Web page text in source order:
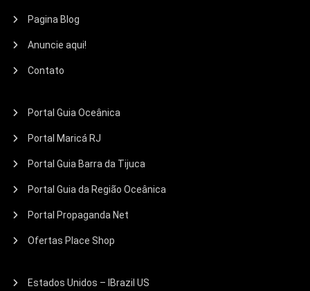
Pagina Blog
Anuncie aqui!
Contato
Portal Guia Oceânica
Portal Maricá RJ
Portal Guia Barra da Tijuca
Portal Guia da Região Oceânica
Portal Propaganda Net
Ofertas Place Shop
Estados Unidos – IBrazil US